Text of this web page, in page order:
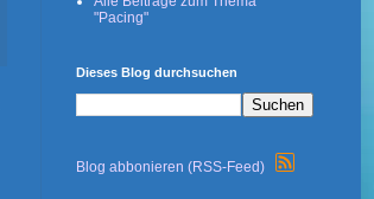
"Pacing"
Dieses Blog durchsuchen
Blog abbonieren (RSS-Feed)